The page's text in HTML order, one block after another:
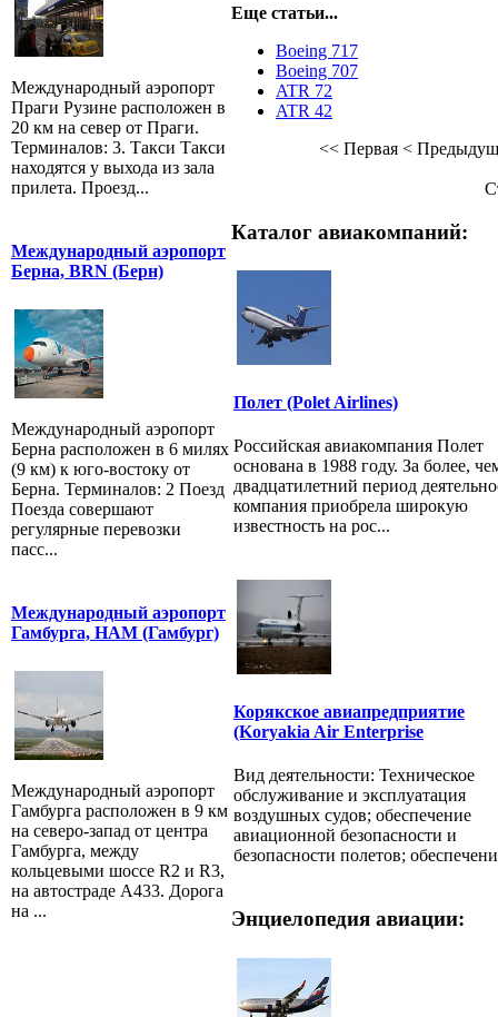
Международный аэропорт
Праги Рузине расположен в
20 км на север от Праги.
Терминалов: 3. Такси Такси
находятся у выхода из зала
прилета. Проезд...
Международный аэропорт
Берна, BRN (Берн)
Международный аэропорт
Берна расположен в 6 милях
(9 км) к юго-востоку от
Берна. Терминалов: 2 Поезд
Поезда совершают
регулярные перевозки
пасс...
Международный аэропорт
Гамбурга, HAM (Гамбург)
Международный аэропорт
Гамбурга расположен в 9 км
на северо-запад от центра
Гамбурга, между
кольцевыми шоссе R2 и R3,
на автостраде A433. Дорога
на ...
Еще статьи...
Boeing 717
Boeing 707
ATR 72
ATR 42
<< Первая <
Каталог авиакомпаний:
Полет (Polet Airlines)
Российская авиакомпания Полет
основана в 1988 году. За более,
двадцатилетний период
компания приобрела широкую
известность на рос...
Корякское авиапредприятие
(Koryakia Air Enterprise
Вид деятельности: Техническое
обслуживание и эксплуатация
воздушных судов; обеспечение
авиационной безопасности и
безопасности полетов;
Энциелопедия авиации: